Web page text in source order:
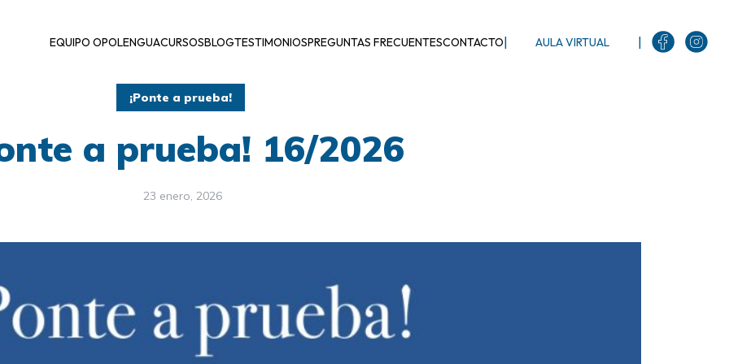
EQUIPO OPOLENGUACURSOSBLOGTESTIMONIOSPREGUNTAS FRECUENTESCONTACTO| AULA VIRTUAL |
¡Ponte a prueba!
a prueba! 16/2026
23 enero, 2026